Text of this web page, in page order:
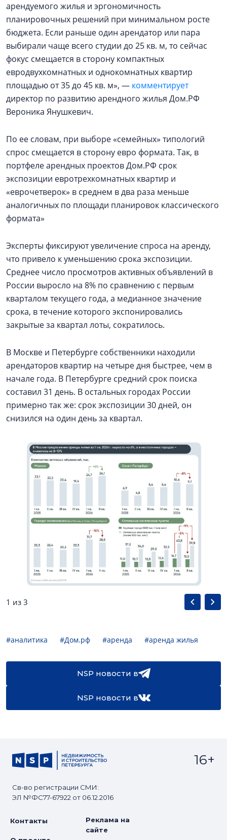
арендуемого жилья и эргономичность
планировочных решений при минимальном росте
бюджета. Если раньше один арендатор или пара
выбирали чаще всего студии до 25 кв. м, то сейчас
фокус смещается в сторону компактных
евродвухкомнатных и однокомнатных квартир
площадью от 35 до 45 кв. м», — комментирует
директор по развитию арендного жилья Дом.РФ
Вероника Янушкевич.
По ее словам, при выборе «семейных» типологий
спрос смещается в сторону евро формата. Так, в
портфеле арендных проектов Дом.РФ срок
экспозиции евротрехкомнатных квартир и
«еврочетверок» в среднем в два раза меньше
аналогичных по площади планировок классического
формата»
Эксперты фиксируют увеличение спроса на аренду,
что привело к уменьшению срока экспозиции.
Среднее число просмотров активных объявлений в
России выросло на 8% по сравнению с первым
кварталом текущего года, а медианное значение
срока, в течение которого экспонировались
закрытые за квартал лоты, сократилось.
В Москве и Петербурге собственники находили
арендаторов квартир на четыре дня быстрее, чем в
начале года. В Петербурге средний срок поиска
составил 31 день. В остальных городах России
примерно так же: срок экспозиции 30 дней, он
снизился на один день за квартал.
1 из 3
#аналитика #Дом.рф #аренда #аренда жилья
NSP новости в
NSP новости в
Св-во регистрации СМИ:
ЭЛ №ФС77-67922 от 06.12.2016
16+
Контакты
Реклама на
сайте